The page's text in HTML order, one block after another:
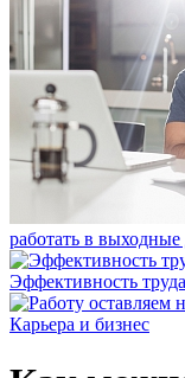
работать в
Эффективность
Карьера и бизнес